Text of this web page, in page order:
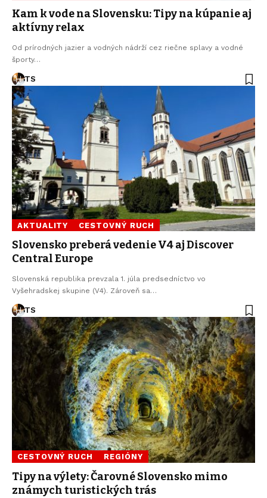
Kam k vode na Slovensku: Tipy na kúpanie aj
aktívny relax
Od prírodných jazier a vodných nádrží cez riečne splavy a vodné
športy…
TS
AKTUALITY CESTOVNÝ RUCH
Slovensko preberá vedenie V4 aj Discover
Central Europe
Slovenská republika prevzala 1. júla predsedníctvo vo
Vyšehradskej skupine (V4). Zároveň sa…
TS
CESTOVNÝ RUCH REGIÓNY
Tipy na výlety: Čarovné Slovensko mimo
známych turistických trás